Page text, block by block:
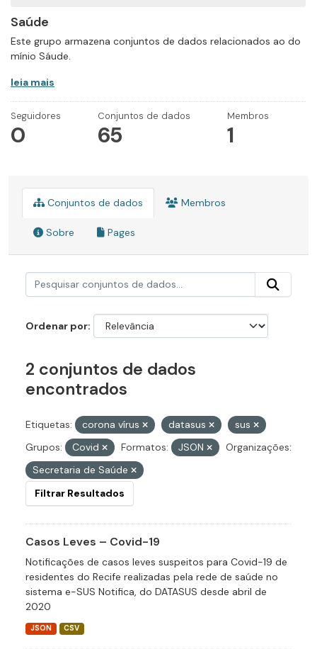
Saúde
Este grupo armazena conjuntos de dados relacionados ao do
mínio Sáude.
leia mais
Seguidores
0
Conjuntos de dados
65
Membros
1
Conjuntos de dados Membros
Sobre Pages
Ordenar por
2 conjuntos de dados
encontrados
Etiquetas: corona vírus datasus
sus
Grupos:
Covid Formatos: JSON
Organizações:
Secretaria de Saúde
Filtrar Resultados
Casos Leves – Covid-19
Notificações de casos leves suspeitos para Covid-19 de
residentes do Recife realizadas pela rede de saúde no
sistema e-SUS Notifica, do DATASUS desde abril de
2020
JSON CSV